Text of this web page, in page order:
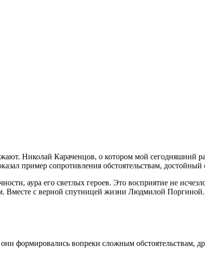
Николай Караченцов, о котором мой сегодняшний
пример сопротивления обстоятельствам, достойный
аура его светлых героев. Это восприятие не
Вместе с верной спутницей жизни Людмилой
формировались вопреки сложным обстоятельствам,